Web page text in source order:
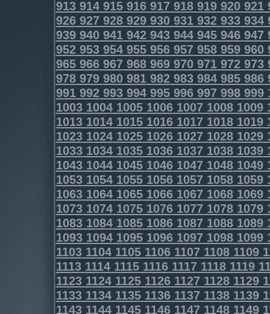
913914915916917918919920921
926927928929930931932933934
939940941942943944945946947
952953954955956957958959960
965966967968969970971972973
978979980981982983984985986
991992993994995996997998999
1003100410051006100710081009
1013101410151016101710181019
1023102410251026102710281029
1033103410351036103710381039
1043104410451046104710481049
1053105410551056105710581059
1063106410651066106710681069
1073107410751076107710781079
1083108410851086108710881089
1093109410951096109710981099
1103110411051106110711081109
1113111411151116111711181119
1123112411251126112711281129
1133113411351136113711381139
1143114411451146114711481149